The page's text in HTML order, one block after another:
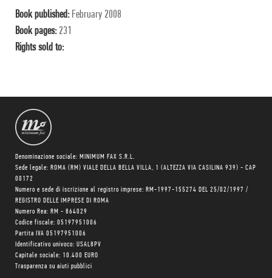
Book published: February 2008
Book pages: 231
Rights sold to:
Denominazione sociale: MINIMUM FAX S.R.L.
Sede legale: ROMA (RM) VIALE DELLA BELLA VILLA, 1 (ALTEZZA VIA CASILINA 939) - CAP
00172
Numero e sede di iscrizione al registro imprese: RM-1997-155274 DEL 25/02/1997 /
REGISTRO DELLE IMPRESE DI ROMA
Numero Rea: RM - 864029
Codice fiscale: 05197951006
Partita IVA 05197951006
Identificativo univoco: USAL8PV
Capitale sociale: 10.400 EURO
Trasparenza su aiuti pubblici